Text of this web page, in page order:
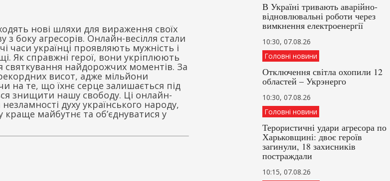
нові шляхи для вираження своїх
боку агресорів. Онлайн-весілля стали
часи українці проявляють мужність і
Як справжні герої, вони укріплюють
святкування найдорожчих моментів. За
висот, адже мільйони
на те, що їхнє серце залишається під
знищити нашу свободу. Ці онлайн-
духу українського народу,
майбутнє та об’єднуватися у
В Україні тривають аварійно-
відновлювальні роботи через
вимкнення електроенергії
10:30, 07.08.26
Головні новини
Отключення світла охопили 12
областей – Укрэнерго
10:30, 07.08.26
Головні новини
Терористичні удари агресора по
Харьковщині: двоє героїв
загинули, 18 захисників
постраждали
10:15, 07.08.26